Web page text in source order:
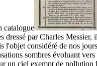
catalogue
dressé par Charles Messier,
l'objet considéré de nos
sombres évoluant
ciel exempt de pollution